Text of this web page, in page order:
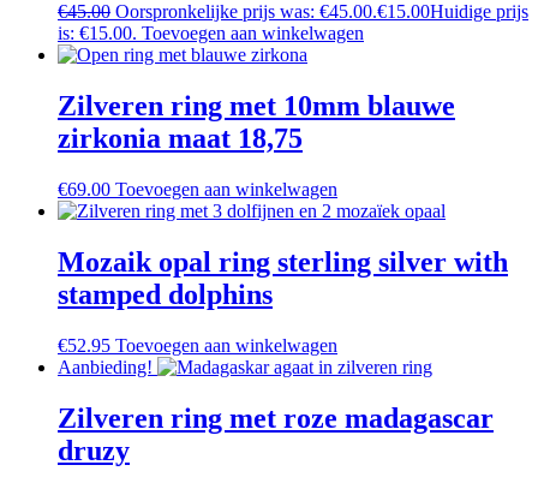
€45.00 Oorspronkelijke prijs was: €45.00.€15.00Huidige prijs
is: €15.00. Toevoegen aan winkelwagen
Zilveren ring met 10mm blauwe
zirkonia maat 18,75
€69.00 Toevoegen aan winkelwagen
Mozaik opal ring sterling silver with
stamped dolphins
€52.95 Toevoegen aan winkelwagen
Aanbieding!
Zilveren ring met roze madagascar
druzy